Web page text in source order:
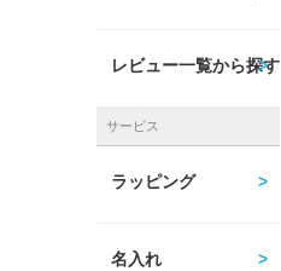
レビュー一覧から探す
サービス
ラッピング
名入れ